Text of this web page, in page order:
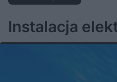
Instalacja